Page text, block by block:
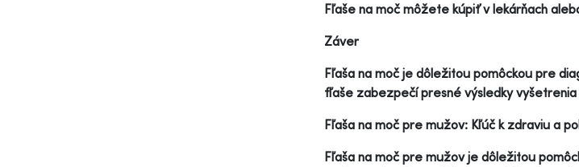
Fľaše na moč môžete kúpiť v lekárňach
Záver
Fľaša na moč je dôležitou pomôckou pre
fľaše zabezpečí presné výsledky
Fľaša na moč pre mužov: Kľúč k zdraviu a
Fľaša na moč pre mužov je dôležitou